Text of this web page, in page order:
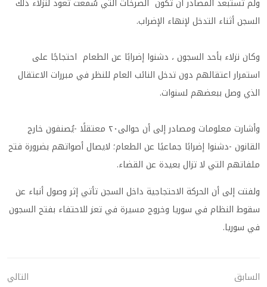
السجن أثناء التدخل لإنهاء الإضراب.
وكان نزلاء بأحد السجون ، دشنوا إضرابًا عن الطعام احتجاجًا على
استمرار اعتقالهم دون تدخل النائب العام للنظر في مبررات الاعتقال
الذي وصل ببعضهم لسنوات.
وأشارت معلومات ومصادر إلى أن حوالى٢٠ معتقلًا -يُصنفون خارج
القانون -دشنوا إضرابًا جماعيًا عن الطعام؛ لايصال أصواتهم بضرورة فتح
ملفاتهم التي لا تزال بعيدة عن القضاء.
ولفتت إلى أن الحركة الاحتجاجية داخل السجن تأتي إثر وصول أنباء عن
سقوط النظام في سوريا وخروج مسيرة في تعز للاحتفاء بفتح السجون
في سوريا.
السابق
التالي